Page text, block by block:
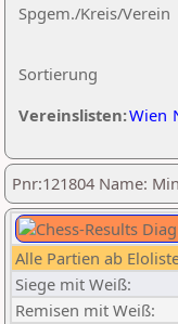
Sortierung
Spgem./Kreis/Verein
Vereinslisten:Wien
Pnr:121804 Name:
Alle Partien ab
Siege mit Weiß:
Remisen mit Weiß: